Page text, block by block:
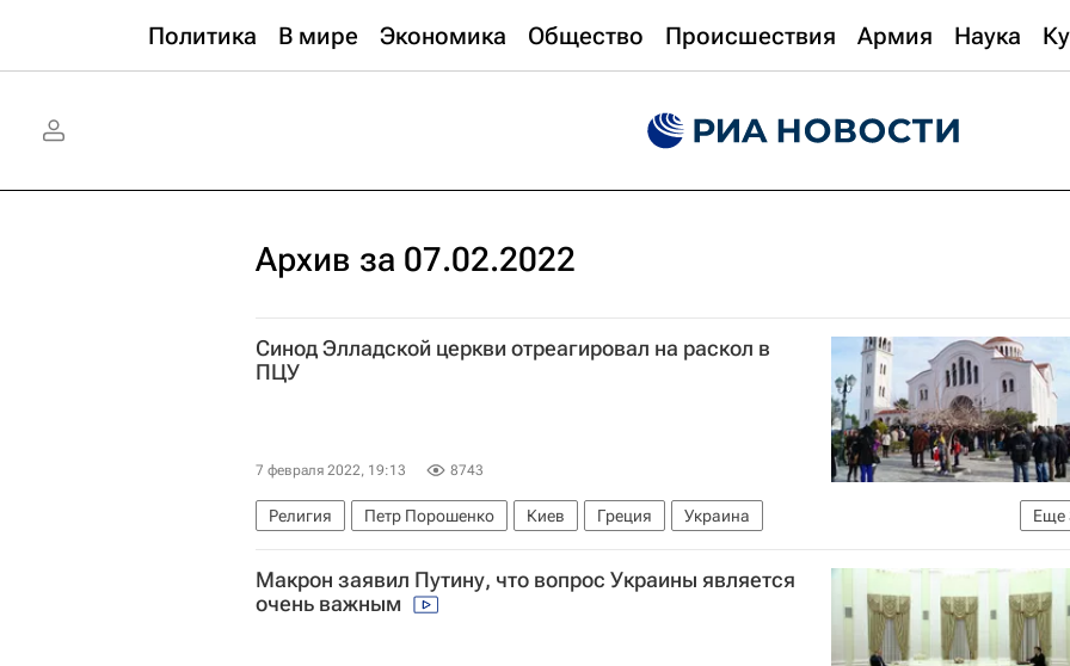
Политика В мире Экономика Общество Происшествия Армия Наука
Архив за 07.02.2022
Синод Элладской церкви отреагировал на раскол в
ПЦУ
7 февраля 2022, 19:13 8743
Еще
Религия Петр Порошенко Киев Греция
Украина
Украинская православная церковь Киевского патриархата
Константинопольский патриархат
Русская православная церковь
Макрон заявил Путину, что вопрос Украины является
очень важным